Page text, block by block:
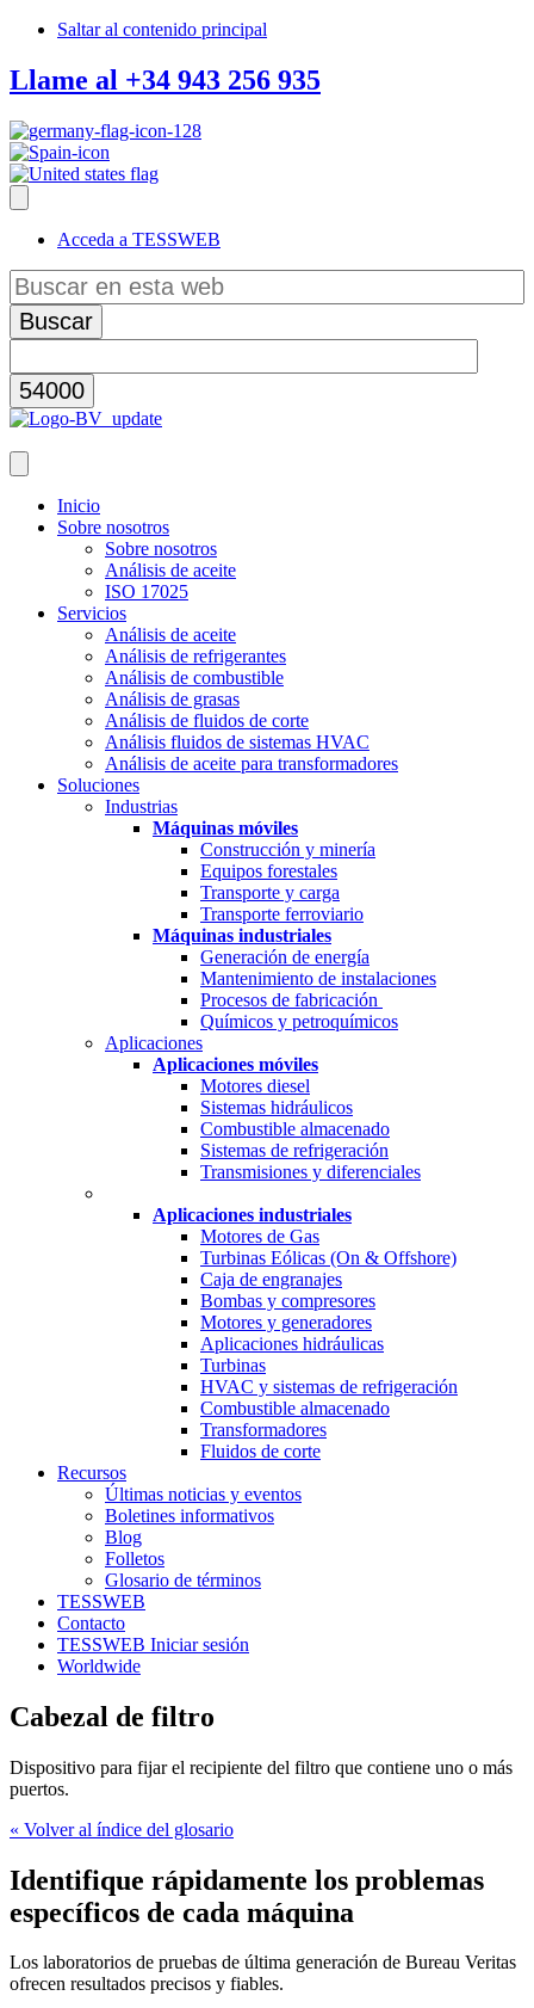
Saltar al contenido principal
Llame al +34 943 256 935
Acceda a TESSWEB
Buscar
en
esta
web
Inicio
Sobre nosotros
Sobre nosotros
Análisis de aceite
ISO 17025
Servicios
Análisis de aceite
Análisis de refrigerantes
Análisis de combustible
Análisis de grasas
Análisis de fluidos de corte
Análisis fluidos de sistemas HVAC
Análisis de aceite para transformadores
Soluciones
Industrias
Máquinas móviles
Construcción y minería
Equipos forestales
Transporte y carga
Transporte ferroviario
Máquinas industriales
Generación de energía
Mantenimiento de instalaciones
Procesos de fabricación
Químicos y petroquímicos
Aplicaciones
Aplicaciones móviles
Motores diesel
Sistemas hidráulicos
Combustible almacenado
Sistemas de refrigeración
Transmisiones y diferenciales
Aplicaciones industriales
Motores de Gas
Turbinas Eólicas (On & Offshore)
Caja de engranajes
Bombas y compresores
Motores y generadores
Aplicaciones hidráulicas
Turbinas
HVAC y sistemas de refrigeración
Combustible almacenado
Transformadores
Fluidos de corte
Recursos
Últimas noticias y eventos
Boletines informativos
Blog
Folletos
Glosario de términos
TESSWEB
Contacto
TESSWEB Iniciar sesión
Worldwide
Cabezal de filtro
Dispositivo para fijar el recipiente del filtro que contiene uno o más
puertos.
« Volver al índice del glosario
Identifique rápidamente los problemas
específicos de cada máquina
Los laboratorios de pruebas de última generación de Bureau Veritas
ofrecen resultados precisos y fiables.